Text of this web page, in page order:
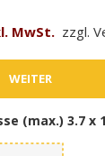
MwSt. zzgl.
WEITER
(max.) 3.7 x